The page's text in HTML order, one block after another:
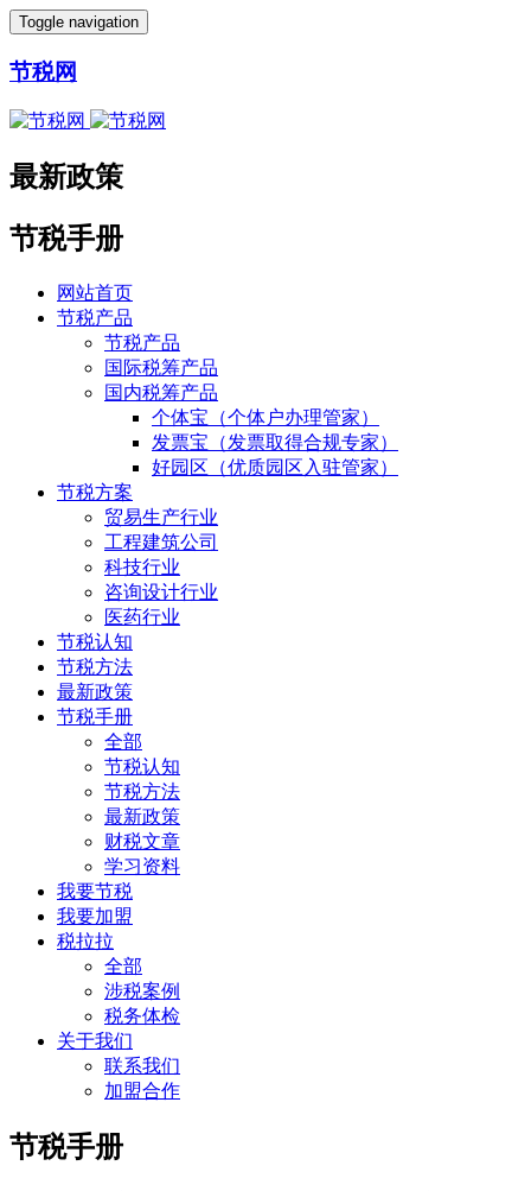
Toggle navigation
节税网
最新政策
节税手册
网站首页
节税产品
节税产品
国际税筹产品
国内税筹产品
个体宝（个体户办理管家）
发票宝（发票取得合规专家）
好园区（优质园区入驻管家）
节税方案
贸易生产行业
工程建筑公司
科技行业
咨询设计行业
医药行业
节税认知
节税方法
最新政策
节税手册
全部
节税认知
节税方法
最新政策
财税文章
学习资料
我要节税
我要加盟
税拉拉
全部
涉税案例
税务体检
关于我们
联系我们
加盟合作
节税手册